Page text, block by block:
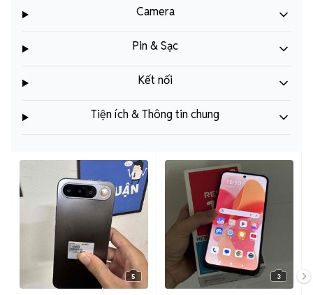
Camera
Pin & Sạc
Kết nối
Tiện ích & Thông tin chung
5 3